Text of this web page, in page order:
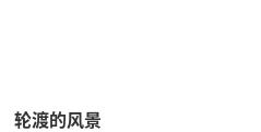
轮渡的风景